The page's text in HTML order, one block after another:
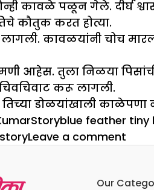
कावळे पळून गेले. दीर्घ
कौतुक करत होत्या.
कावळयांनी चोच
आहेस. तुला निळया
करू लागली.
डोळयांखाली काळेपणा
Categories
StoryTags
blue feather tiny
Leave a comment
Our